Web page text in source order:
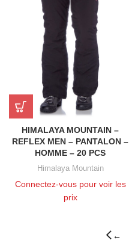
HIMALAYA MOUNTAIN –
REFLEX MEN – PANTALON –
HOMME – 20 PCS
Himalaya Mountain
Connectez-vous pour voir les
prix
←